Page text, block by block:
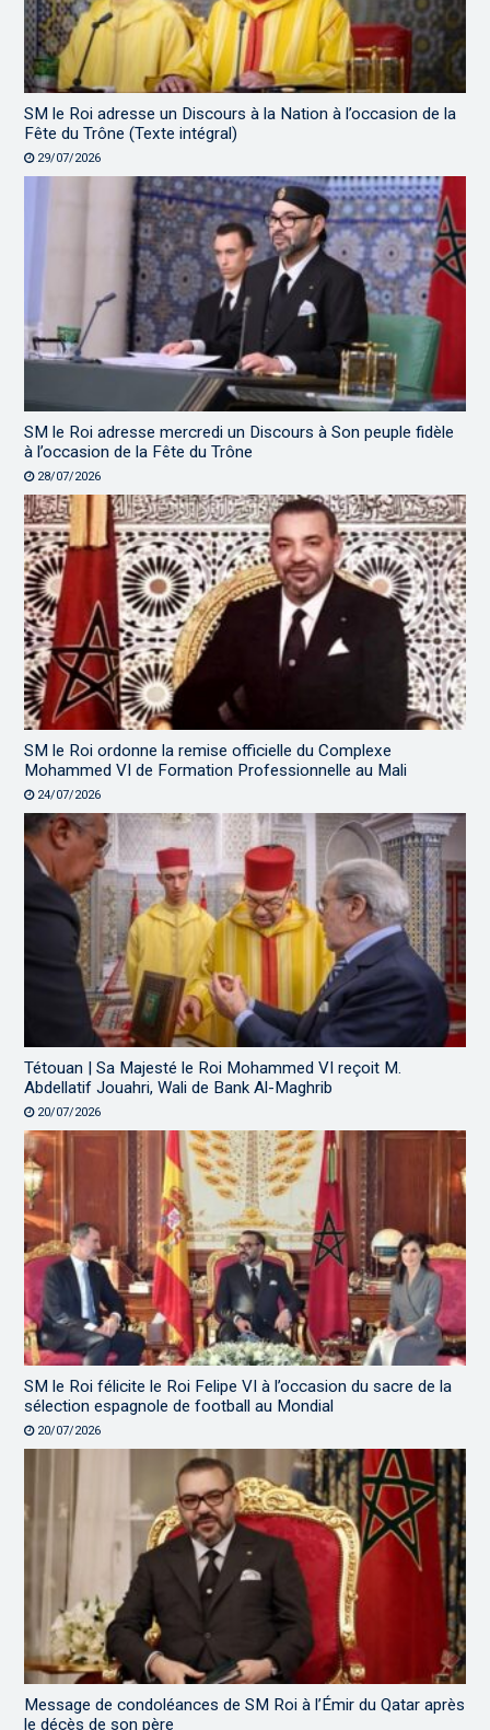
SM le Roi adresse un Discours à la Nation à l’occasion de la
Fête du Trône (Texte intégral)
29/07/2026
SM le Roi adresse mercredi un Discours à Son peuple fidèle
à l’occasion de la Fête du Trône
28/07/2026
SM le Roi ordonne la remise officielle du Complexe
Mohammed VI de Formation Professionnelle au Mali
24/07/2026
Tétouan | Sa Majesté le Roi Mohammed VI reçoit M.
Abdellatif Jouahri, Wali de Bank Al-Maghrib
20/07/2026
SM le Roi félicite le Roi Felipe VI à l’occasion du sacre de la
sélection espagnole de football au Mondial
20/07/2026
Message de condoléances de SM Roi à l’Émir du Qatar après
le décès de son père